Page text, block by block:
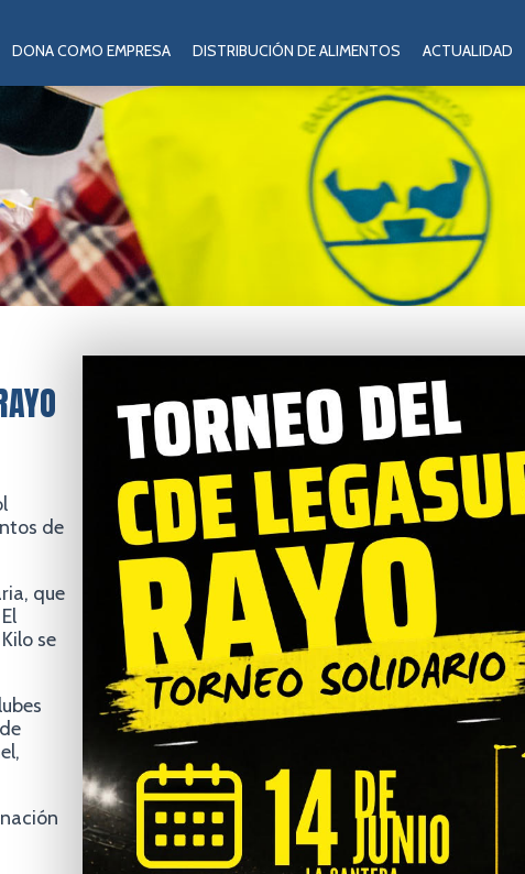
DONA COMO EMPRESA DISTRIBUCIÓN DE ALIMENTOS ACTUALIDAD
de
que
se